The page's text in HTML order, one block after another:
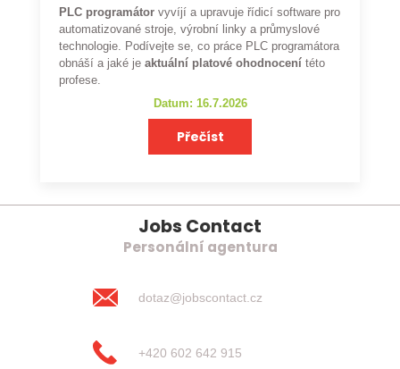
PLC programátor vyvíjí a upravuje řídicí software pro
automatizované stroje, výrobní linky a průmyslové
technologie. Podívejte se, co práce PLC programátora
obnáší a jaké je aktuální platové ohodnocení této
profese.
Datum: 16.7.2026
Přečíst
Jobs Contact
Personální agentura
dotaz@jobscontact.cz
+420 602 642 915